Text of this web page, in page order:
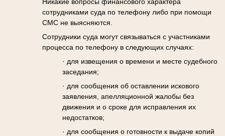
сотрудниками суда по телефону либо при помощи
СМС не выясняются.
Сотрудники суда могут связываться с участниками
процесса по телефону в следующих случаях:
· для извещения о времени и месте судебного
заседания;
· для сообщения об оставлении искового
заявления, апелляционной жалобы без
движения и о сроке для исправления их
недостатков;
· для сообщения о готовности к выдаче копий